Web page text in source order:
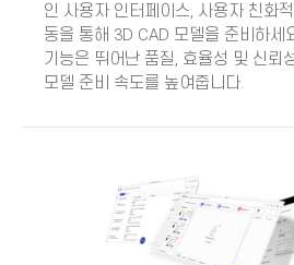
인 사용자 인터페이스, 사용자 친화
동을 통해 3D CAD 모델을 준비하
기능은 뛰어난 품질, 효율성 및 신뢰
모델 준비 속도를 높여줍니다.